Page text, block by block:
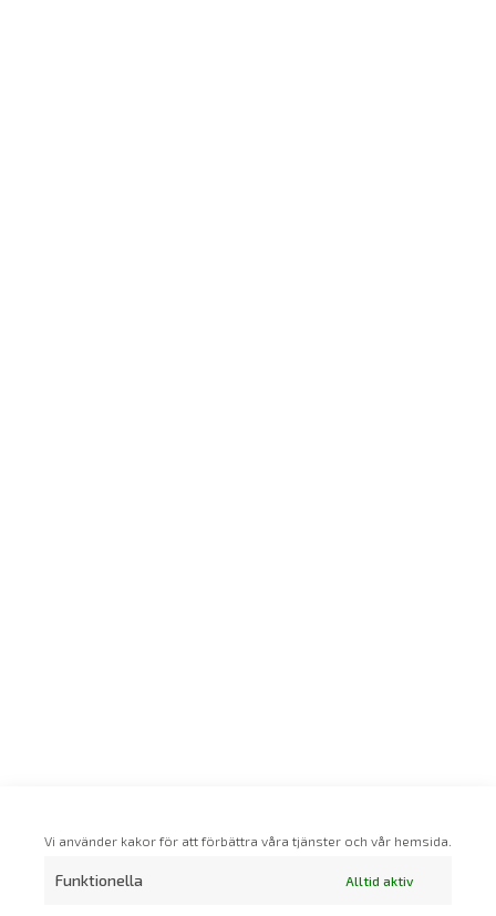
Vi använder kakor för att förbättra våra tjänster och vår hemsida.
Funktionella Alltid aktiv